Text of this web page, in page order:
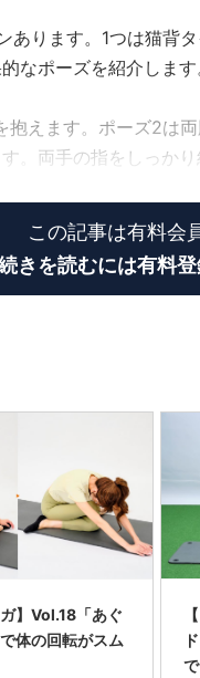
あります。1つは猫背
なポーズを紹介します
抱えます。ポーズ2は
。両手の指をしっか
この記事は有料会
きを読むには有料
ガ】Vol.18「あぐ
体の回転がスム